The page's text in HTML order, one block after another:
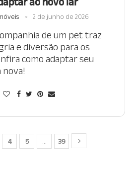
2 de junho de 2026
de um pet traz
e diversão para os
como adaptar seu
nova!
4 5 39